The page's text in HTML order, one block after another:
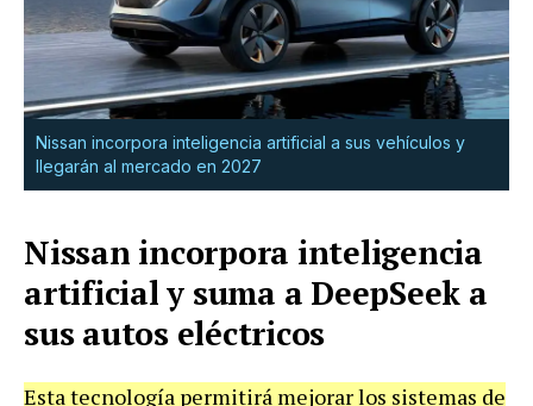
Nissan incorpora inteligencia artificial a sus vehículos y
llegarán al mercado en 2027
Nissan incorpora inteligencia
artificial y suma a DeepSeek a
sus autos eléctricos
Esta tecnología permitirá mejorar los sistemas de